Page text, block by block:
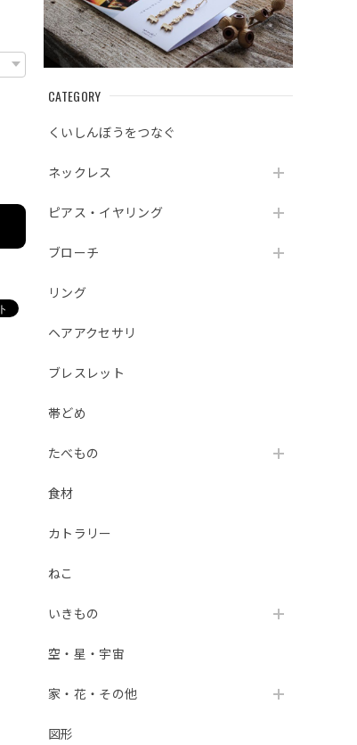
CATEGORY
くいしんぼうをつなぐ
ネックレス
ピアス・イヤリング
ブローチ
リング
ヘアアクセサリ
ブレスレット
帯どめ
たべもの
食材
カトラリー
ねこ
いきもの
空・星・宇宙
家・花・その他
図形